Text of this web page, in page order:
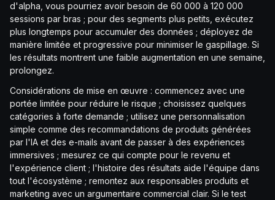
d'alpha, vous pourriez avoir besoin de 60 000 à 120 000
sessions par bras ; pour des segments plus petits, exécutez
plus longtemps pour accumuler des données ; déployez de
manière limitée et progressive pour minimiser le gaspillage. Si
les résultats montrent une faible augmentation en une semaine,
prolongez.
Considérations de mise en œuvre : commencez avec une
portée limitée pour réduire le risque ; choisissez quelques
catégories à forte demande ; utilisez une personnalisation
simple comme des recommandations de produits générées
par l'IA et des e-mails avant de passer à des expériences
immersives ; mesurez ce qui compte pour le revenu et
l'expérience client ; l'histoire des résultats aide l'équipe dans
tout l'écosystème ; remontez aux responsables produits et
marketing avec un argumentaire commercial clair. Si le test